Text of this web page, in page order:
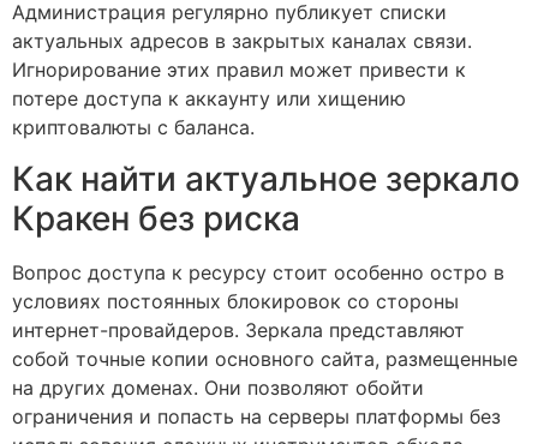
Администрация регулярно публикует списки
актуальных адресов в закрытых каналах связи.
Игнорирование этих правил может привести к
потере доступа к аккаунту или хищению
криптовалюты с баланса.
Как найти актуальное зеркало
Кракен без риска
Вопрос доступа к ресурсу стоит особенно остро в
условиях постоянных блокировок со стороны
интернет-провайдеров. Зеркала представляют
собой точные копии основного сайта, размещенные
на других доменах. Они позволяют обойти
ограничения и попасть на серверы платформы без